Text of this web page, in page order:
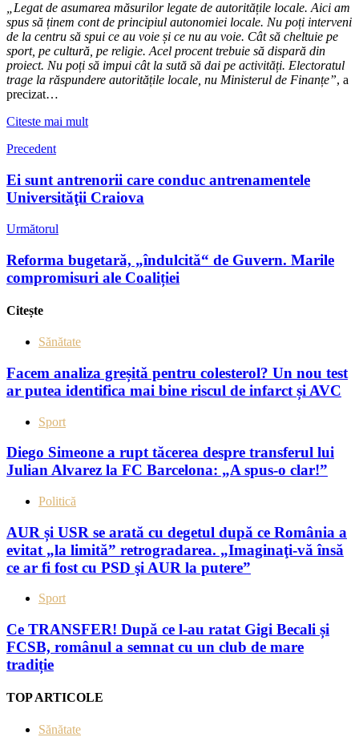
„Legat de asumarea măsurilor legate de autoritățile locale. Aici am
spus să ținem cont de principiul autonomiei locale. Nu poți interveni
de la centru să spui ce au voie și ce nu au voie. Cât să cheltuie pe
sport, pe cultură, pe religie. Acel procent trebuie să dispară din
proiect. Nu poți să impui cât la sută să dai pe activități. Electoratul
trage la răspundere autoritățile locale, nu Ministerul de Finanțe”, a
precizat…
Citeste mai mult
Precedent
Ei sunt antrenorii care conduc antrenamentele
Universităţii Craiova
Următorul
Reforma bugetară, „îndulcită“ de Guvern. Marile
compromisuri ale Coaliției
Citește
Sănătate
Facem analiza greșită pentru colesterol? Un nou test
ar putea identifica mai bine riscul de infarct și AVC
Sport
Diego Simeone a rupt tăcerea despre transferul lui
Julian Alvarez la FC Barcelona: „A spus-o clar!”
Politică
AUR și USR se arată cu degetul după ce România a
evitat „la limită” retrogradarea. „Imaginaţi-vă însă
ce ar fi fost cu PSD şi AUR la putere”
Sport
Ce TRANSFER! După ce l-au ratat Gigi Becali și
FCSB, românul a semnat cu un club de mare
tradiție
TOP ARTICOLE
Sănătate